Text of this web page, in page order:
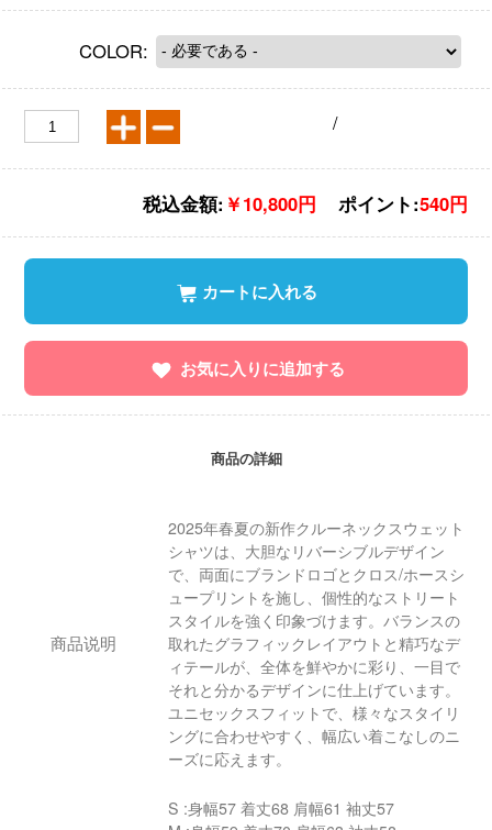
COLOR:
/
税込金額: ￥10,800円 ポイント:540円
カートに入れる
お気に入りに追加する
商品の詳細
商品说明
2025年春夏の新作クルーネックスウェット
シャツは、大胆なリバーシブルデザイン
で、両面にブランドロゴとクロス/ホースシ
ュープリントを施し、個性的なストリート
スタイルを強く印象づけます。バランスの
取れたグラフィックレイアウトと精巧なデ
ィテールが、全体を鮮やかに彩り、一目で
それと分かるデザインに仕​​上げています。
ユニセックスフィットで、様々なスタイリ
ングに合わせやすく、幅広い着こなしのニ
ーズに応えます。
S :身幅57 着丈68 肩幅61 袖丈57